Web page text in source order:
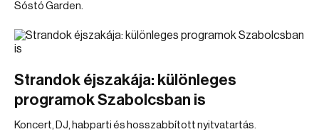
Sóstó Garden.
Strandok éjszakája: különleges
programok Szabolcsban is
Koncert, DJ, habparti és hosszabbított nyitvatartás.